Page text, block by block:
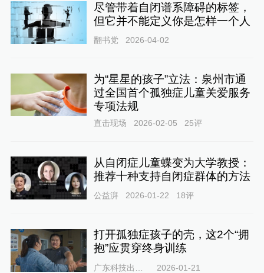
尽管带着自闭谱系障碍的标签，
但它并不能定义你是怎样一个人
翻书党 2026-04-02
为“星星的孩子”立法：泉州市通
过全国首个孤独症儿童关爱服务
专项法规
直击现场 2026-02-05 25评
从自闭症儿童蝶变为大学教授：
推荐十种支持自闭症群体的方法
公益湃 2026-01-22 18评
打开孤独症孩子的壳，这2个“拥
抱”应贯穿终身训练
2026-01-21